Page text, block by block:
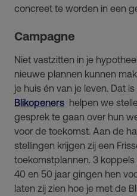
concreet te worden in een
Campagne
Niet vastzitten in je
nieuwe plannen kunnen
je huis én van je leven. Dat
Blikopeners helpen we
gesprek te gaan over hun
voor de toekomst. Aan de
stellingen krijgen zij een
toekomstplannen. 3
40 en 50 jaar gingen hen
laten zij zien hoe je met de